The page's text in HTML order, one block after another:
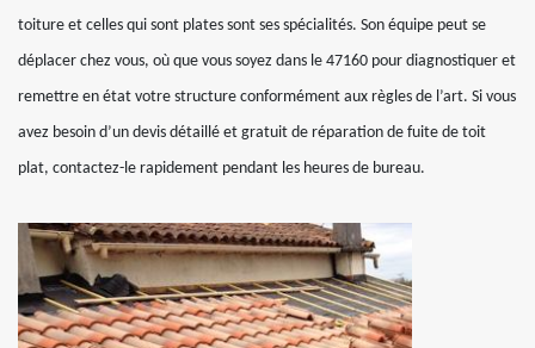
toiture et celles qui sont plates sont ses spécialités. Son équipe peut se
déplacer chez vous, où que vous soyez dans le 47160 pour diagnostiquer et
remettre en état votre structure conformément aux règles de l’art. Si vous
avez besoin d’un devis détaillé et gratuit de réparation de fuite de toit
plat, contactez-le rapidement pendant les heures de bureau.